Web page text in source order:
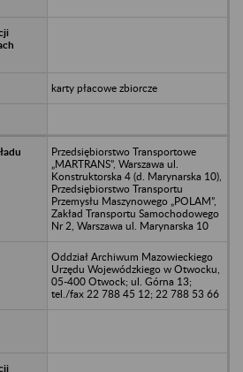
karty płacowe zbiorcze
Przedsiębiorstwo Transportowe
„MARTRANS”, Warszawa ul.
Konstruktorska 4 (d. Marynarska 10),
Przedsiębiorstwo Transportu
Przemysłu Maszynowego „POLAM”,
Zakład Transportu Samochodowego
Nr 2, Warszawa ul. Marynarska 10
Oddział Archiwum Mazowieckiego
Urzędu Wojewódzkiego w Otwocku,
05-400 Otwock; ul. Górna 13;
tel./fax 22 788 45 12; 22 788 53 66